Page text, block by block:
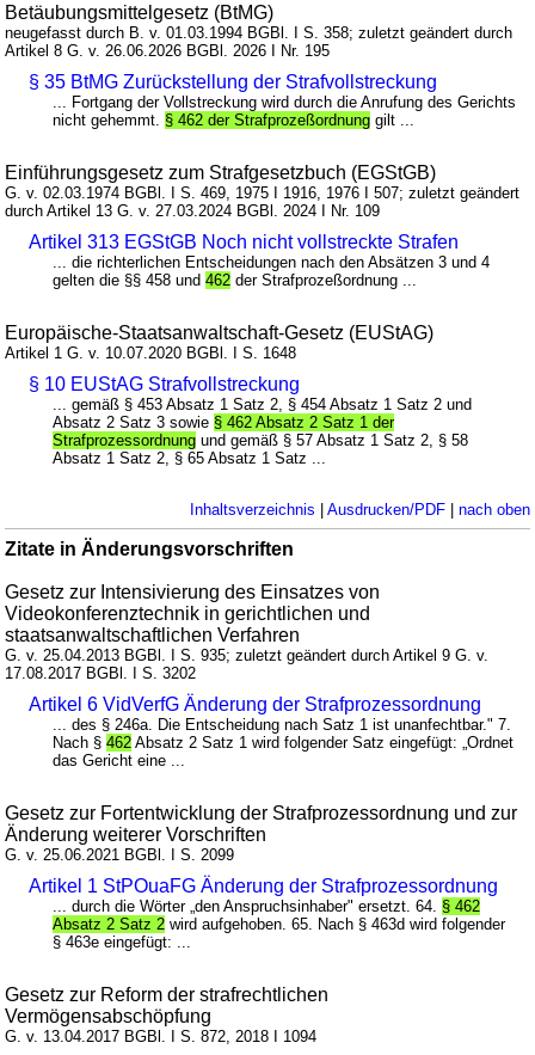
Betäubungsmittelgesetz (BtMG)
neugefasst durch B. v. 01.03.1994 BGBl. I S. 358; zuletzt geändert durch
Artikel 8 G. v. 26.06.2026 BGBl. 2026 I Nr. 195
§ 35 BtMG Zurückstellung der Strafvollstreckung
... Fortgang der Vollstreckung wird durch die Anrufung des Gerichts
nicht gehemmt. § 462 der Strafprozeßordnung gilt ...
Einführungsgesetz zum Strafgesetzbuch (EGStGB)
G. v. 02.03.1974 BGBl. I S. 469, 1975 I 1916, 1976 I 507; zuletzt geändert
durch Artikel 13 G. v. 27.03.2024 BGBl. 2024 I Nr. 109
Artikel 313 EGStGB Noch nicht vollstreckte Strafen
... die richterlichen Entscheidungen nach den Absätzen 3 und 4
gelten die §§ 458 und462 der Strafprozeßordnung ...
Europäische-Staatsanwaltschaft-Gesetz (EUStAG)
Artikel 1 G. v. 10.07.2020 BGBl. I S. 1648
§ 10 EUStAG Strafvollstreckung
... gemäß § 453 Absatz 1 Satz 2, § 454 Absatz 1 Satz 2 und
Absatz 2 Satz 3 sowie § 462 Absatz 2 Satz 1 der
Strafprozessordnung und gemäß § 57 Absatz 1 Satz 2, § 58
Absatz 1 Satz 2, § 65 Absatz 1 Satz ...
Inhaltsverzeichnis | Ausdrucken/PDF| nach oben
Zitate in Änderungsvorschriften
Gesetz zur Intensivierung des Einsatzes von
Videokonferenztechnik in gerichtlichen und
staatsanwaltschaftlichen Verfahren
G. v. 25.04.2013 BGBl. I S. 935; zuletzt geändert durch Artikel 9 G. v.
17.08.2017 BGBl. I S. 3202
Artikel 6 VidVerfG Änderung der Strafprozessordnung
... des § 246a. Die Entscheidung nach Satz 1 ist unanfechtbar." 7.
Nach §462 Absatz 2 Satz 1 wird folgender Satz eingefügt: „Ordnet
das Gericht eine ...
Gesetz zur Fortentwicklung der Strafprozessordnung und zur
Änderung weiterer Vorschriften
G. v. 25.06.2021 BGBl. I S. 2099
Artikel 1 StPOuaFG Änderung der Strafprozessordnung
... durch die Wörter „den Anspruchsinhaber" ersetzt. 64. § 462
Absatz 2 Satz 2 wird aufgehoben. 65. Nach § 463d wird folgender
§ 463e eingefügt: ...
Gesetz zur Reform der strafrechtlichen
Vermögensabschöpfung
G. v. 13.04.2017 BGBl. I S. 872, 2018 I 1094